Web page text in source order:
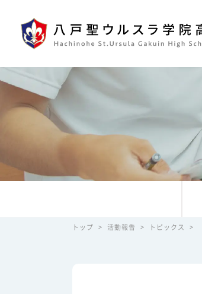
トップ > 活動報告 > トピックス >